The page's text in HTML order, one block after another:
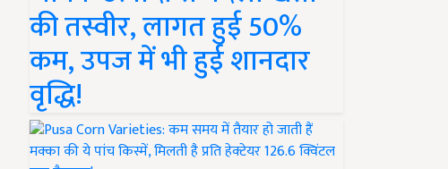
की तस्वीर, लागत हुई 50%
कम, उपज में भी हुई शानदार
वृद्धि!